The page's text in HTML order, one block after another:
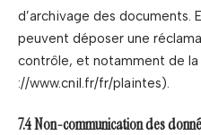
d’archivage des documents.
peuvent déposer une
contrôle, et notamment de la
://www.cnil.fr/fr/plaintes).
7.4 Non-communication des